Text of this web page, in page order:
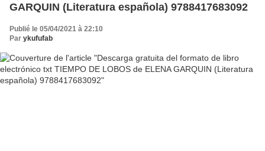
GARQUIN (Literatura española) 9788417683092
Publié le 05/04/2021 à 22:10
Par ykufufab